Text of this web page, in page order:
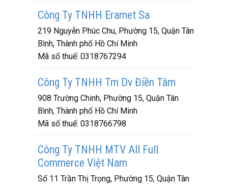
Công Ty TNHH Eramet Sa
219 Nguyễn Phúc Chu, Phường 15, Quận Tân
Bình, Thành phố Hồ Chí Minh
Mã số thuế: 0318767294
Công Ty TNHH Tm Dv Điền Tâm
908 Trường Chinh, Phường 15, Quận Tân
Bình, Thành phố Hồ Chí Minh
Mã số thuế: 0318766798
Công Ty TNHH MTV All Full
Commerce Việt Nam
Số 11 Trần Thị Trọng, Phường 15, Quận Tân